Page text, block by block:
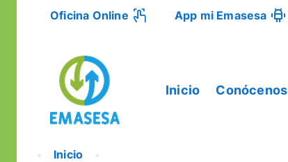
Oficina Online App mi Emasesa
Inicio Conócenos
Inicio